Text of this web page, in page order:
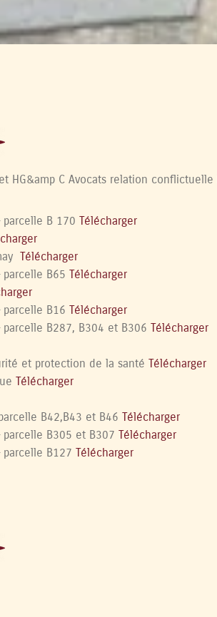
HG&amp C Avocats relation conflictuelle
B 170 Télécharger
Télécharger
B65 Télécharger
B16 Télécharger
B287, B304 et B306 Télécharger
et protection de la santé Télécharger
Télécharger
B42,B43 et B46 Télécharger
B305 et B307 Télécharger
B127 Télécharger